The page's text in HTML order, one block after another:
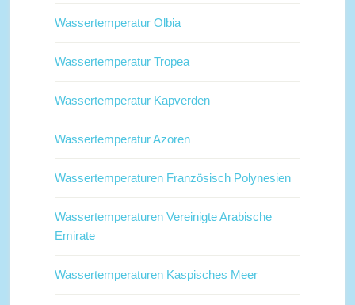
Wassertemperatur Olbia
Wassertemperatur Tropea
Wassertemperatur Kapverden
Wassertemperatur Azoren
Wassertemperaturen Französisch Polynesien
Wassertemperaturen Vereinigte Arabische
Emirate
Wassertemperaturen Kaspisches Meer